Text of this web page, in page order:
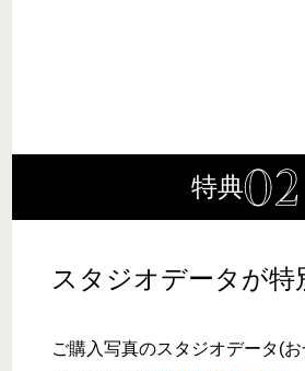
特典
スタジオデータが特
ご購入写真のスタジオデータ(